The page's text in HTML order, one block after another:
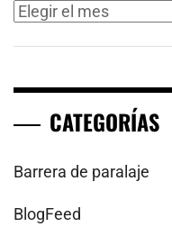
Archivos
CATEGORÍAS
Barrera de paralaje
BlogFeed